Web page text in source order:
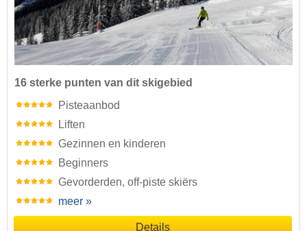
16 sterke punten van dit skigebied
Pisteaanbod
Liften
Gezinnen en kinderen
Beginners
Gevorderden, off-piste skiërs
meer »
Details